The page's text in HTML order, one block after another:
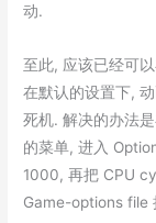
动.
至此, 应该已经可
在默认的设置下,
死机. 解决的办法
的菜单, 进入
1000, 再把 CPU
Game-options file